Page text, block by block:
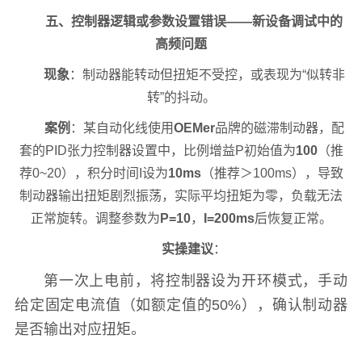
五、控制器逻辑或参数设置错误——新设备调试中的
高频问题
现象 ：制动器能转动但扭矩不受控，或表现为“似转非
转”的抖动。
案例 ：某自动化线使用OEMer品牌的磁滞制动器，配
套的PID张力控制器设置中，比例增益P初始值为100（推
荐0~20），积分时间I设为10ms（推荐＞100ms），导致
制动器输出扭矩剧烈振荡，实际平均扭矩为零，负载无法
正常旋转。调整参数为 P=10， I=200ms后恢复正常。
实操建议 ：
第一次上电前，将控制器设为开环模式，手动
给定固定电流值（如额定值的50%），确认制动器
是否输出对应扭矩。